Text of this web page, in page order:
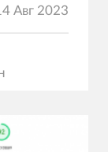
Авг 2023